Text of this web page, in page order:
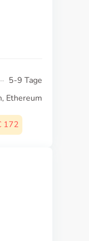
5-9 Tage
Ethereum
172